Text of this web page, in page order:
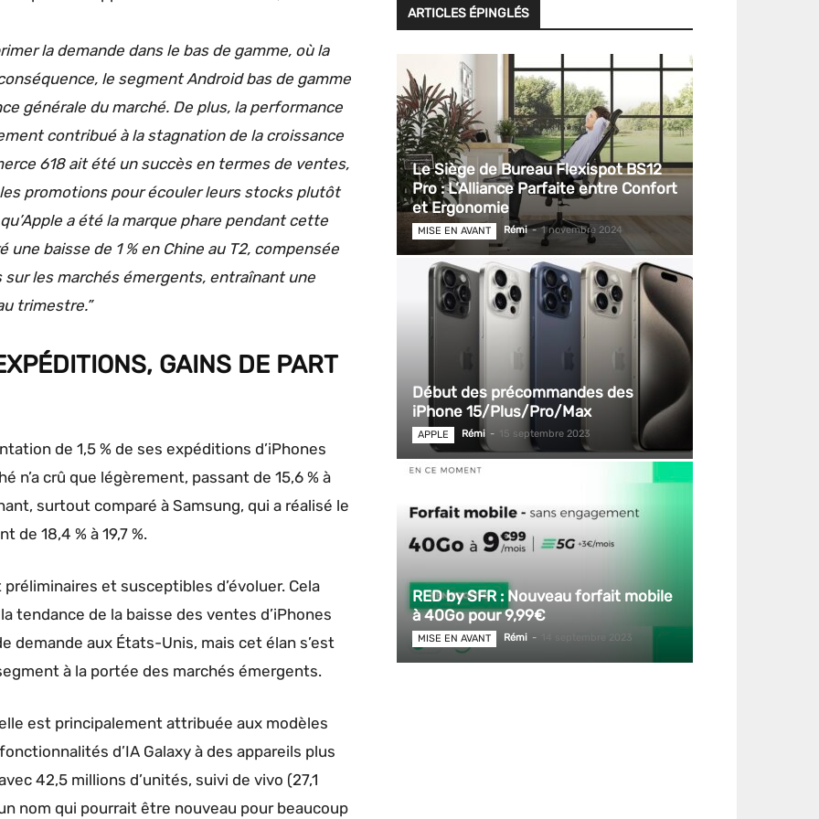
la demande dans le bas de gamme, où la
le segment Android bas de gamme
générale du marché. De plus, la performance
contribué à la stagnation de la croissance
618 ait été un succès en termes de ventes,
promotions pour écouler leurs stocks plutôt
a été la marque phare pendant cette
baisse de 1 % en Chine au T2, compensée
les marchés émergents, entraînant une
trimestre.”
GAINS DE PART
de 1,5 % de ses expéditions d’iPhones
n’a crû que légèrement, passant de 15,6 % à
surtout comparé à Samsung, qui a réalisé le
18,4 % à 19,7 %.
et susceptibles d’évoluer. Cela
tendance de la baisse des ventes d’iPhones
demande aux États-Unis, mais cet élan s’est
à la portée des marchés émergents.
est principalement attribuée aux modèles
d’IA Galaxy à des appareils plus
42,5 millions d’unités, suivi de vivo (27,1
nom qui pourrait être nouveau pour beaucoup
ARTICLES ÉPINGLÉS
Le Siège de Bureau Flexispot BS12
Pro : L’Alliance Parfaite entre Confort
et Ergonomie
MISE EN AVANT Rémi - 1 novembre 2024
Début des précommandes des
iPhone 15/Plus/Pro/Max
APPLE Rémi - 15 septembre 2023
RED by SFR : Nouveau forfait mobile
à 40Go pour 9,99€
MISE EN AVANT Rémi - 14 septembre 2023